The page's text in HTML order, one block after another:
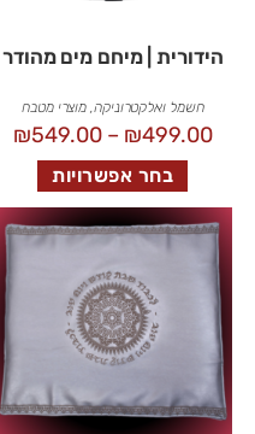
הידורית | מיחם מים מהודר
חשמל ואלקטרוניקה, מוצרי מטבח
₪499.00
–
₪549.00
בחר אפשרויות